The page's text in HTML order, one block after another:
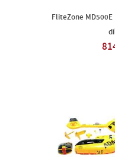
FliteZone